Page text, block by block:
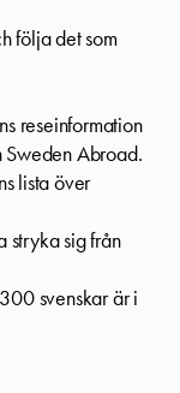
följa det som
reseinformation
Abroad.
lista över
stryka sig från
svenskar är i